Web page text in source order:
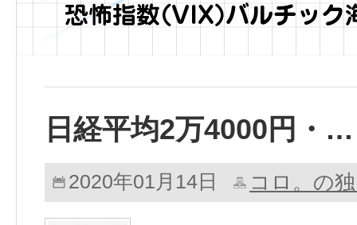
日経平均2万4000円・…
2020年01月14日 コロ。の